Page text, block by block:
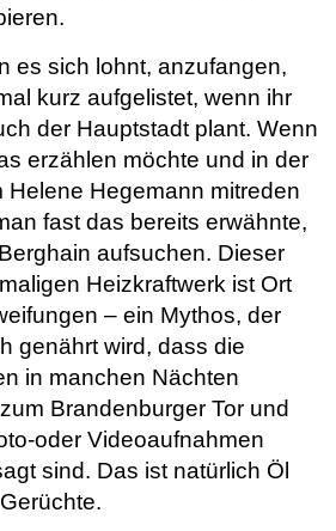
es sich lohnt, anzufangen,
kurz aufgelistet, wenn ihr
der Hauptstadt plant. Wenn
erzählen möchte und in der
Helene Hegemann mitreden
fast das bereits erwähnte,
aufsuchen. Dieser
Heizkraftwerk ist Ort
– ein Mythos, der
genährt wird, dass die
in manchen Nächten
Brandenburger Tor und
oder Videoaufnahmen
sind. Das ist natürlich Öl